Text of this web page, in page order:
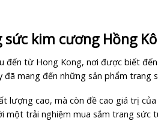
sức kim cương Hồng
đến từ Hong Kong, nơi được biết
mang đến những sản phẩm trang
lượng cao, mà còn đề cao giá trị
một trải nghiệm mua sắm trang sức